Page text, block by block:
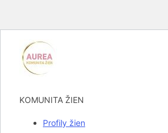
Preskočiť
na
obsah
KOMUNITA ŽIEN
Profily žien